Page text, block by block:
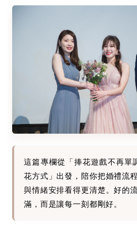
這篇專欄從「捧花遊戲不再單
花方式」出發，陪你把婚禮流
與情緒安排看得更清楚。好的
滿，而是讓每一刻都剛好。